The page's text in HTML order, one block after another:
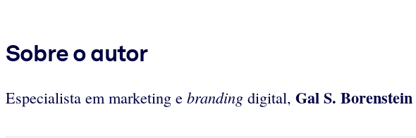
Sobre o autor
Especialista em marketing e branding digital, Gal S. Borenstein